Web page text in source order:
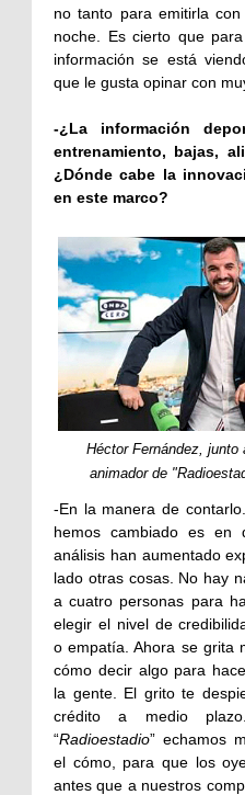
no tanto para emitirla
noche. Es cierto que
información se está
que le gusta opinar con
-¿La información
entrenamiento, bajas,
¿Dónde cabe la
en este marco?
Héctor Fernández, junto
animador de
-En la manera de
hemos cambiado es en
análisis han aumentado
lado otras cosas. No hay
a cuatro personas para
elegir el nivel de
o empatía. Ahora se grita
cómo decir algo para
la gente. El grito te
crédito a medio
“Radioestadio” echamos
el cómo, para que los
antes que a nuestros